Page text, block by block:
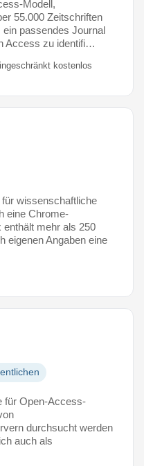
Modell,
55.000 Zeitschriften
ein passendes Journal
Access zu identifi…
kostenlos
wissenschaftliche
eine Chrome-
mehr als 250
eigenen Angaben eine
für Open-Access-
durchsucht werden
auch als